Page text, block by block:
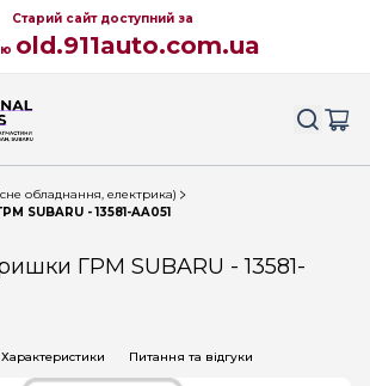
Старий сайт доступний за
old.911auto.com.ua
обладнання, електрика)
SUBARU - 13581-AA051
ГРМ SUBARU - 13581-
Характеристики Питання та відгуки